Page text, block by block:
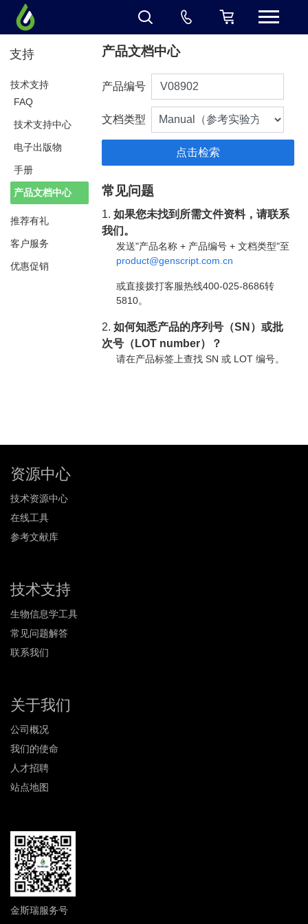
支持
技术支持
FAQ
技术支持中心
电子出版物
手册
产品文档中心
推荐有礼
客户服务
优惠促销
产品文档中心
产品编号
文档类型
常见问题
1.如果您未找到所需文件资料，请联系
我们。
发送"产品名称 + 产品编号 + 文档类型"至
product@genscript.com.cn
或直接拨打客服热线400-025-8686转
5810。
2.如何知悉产品的序列号（SN）或批
次号（LOT number）？
请在产品标签上查找 SN 或 LOT 编号。
资源中心
技术资源中心
在线工具
参考文献库
技术支持
生物信息学工具
常见问题解答
联系我们
关于我们
公司概况
我们的使命
人才招聘
站点地图
金斯瑞服务号